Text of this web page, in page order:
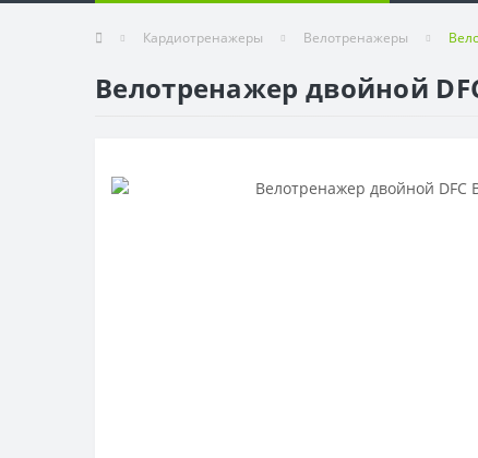
Кардиотренажеры Велотренажеры
Велотренажер двойной